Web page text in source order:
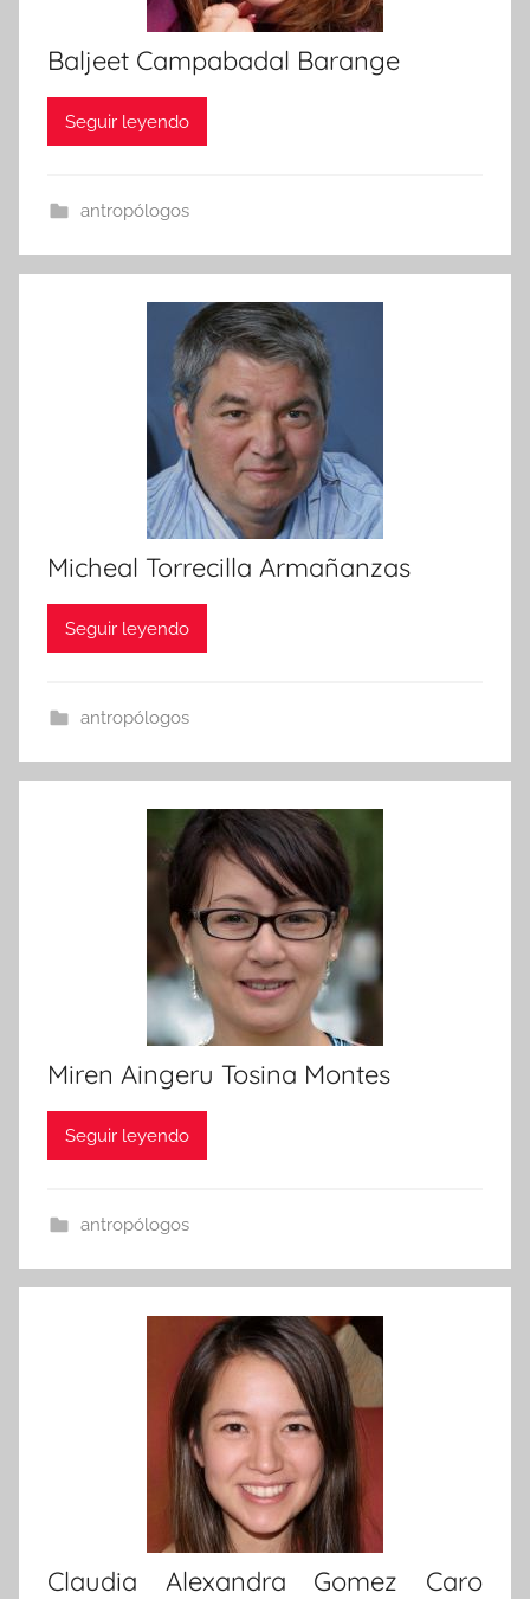
Baljeet Campabadal Barange
Seguir leyendo
antropólogos
Micheal Torrecilla Armañanzas
Seguir leyendo
antropólogos
Miren Aingeru Tosina Montes
Seguir leyendo
antropólogos
Claudia Alexandra Gomez Caro